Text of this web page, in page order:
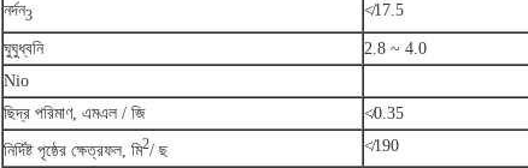
নর্দন3 ≮17.5
ঘুঘুধ্বনি
2.8 ~ 4.0
Nio
ছিদ্র পরিমাণ, এমএল / জি
≮0.35
নির্দিষ্ট পৃষ্ঠের ক্ষেত্রফল, মি2/ ছ ≮190